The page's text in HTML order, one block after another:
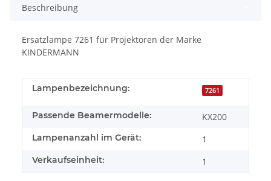
Beschreibung
Ersatzlampe 7261 für Projektoren der Marke
KINDERMANN
Lampenbezeichnung: 7261
Passende Beamermodelle: KX200
Lampenanzahl im Gerät: 1
Verkaufseinheit: 1